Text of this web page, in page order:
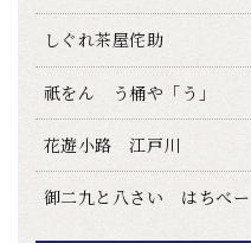
しぐれ茶屋侘助
祇をん う桶や「う」
花遊小路 江戸川
御二九と八さい はちべー